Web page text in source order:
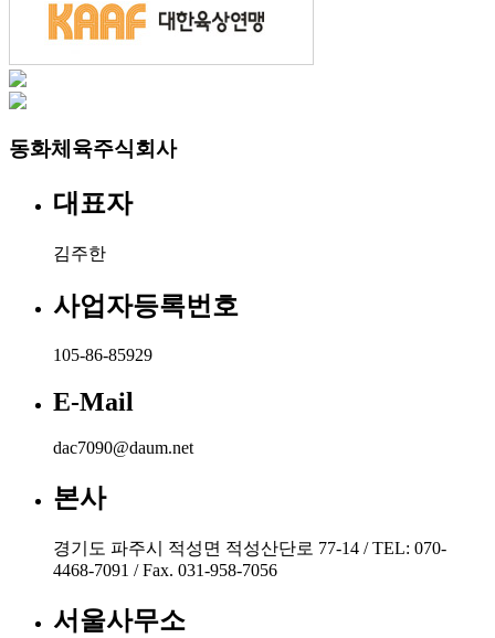
동화체육주식회사
대표자
김주한
사업자등록번호
105-86-85929
E-Mail
dac7090@daum.net
본사
경기도 파주시 적성면 적성산단로 77-14 / TEL: 070-
4468-7091 / Fax. 031-958-7056
서울사무소